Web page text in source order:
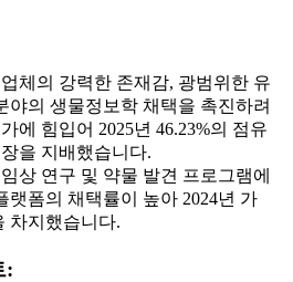
체의 강력한 존재감, 광범위한 유
야의 생물정보학 채택을 촉진하려
에 힘입어 2025년 46.23%의 점유
을 지배했습니다.
상 연구 및 약물 발견 프로그램에
랫폼의 채택률이 높아 2024년 가
차지했습니다.
: